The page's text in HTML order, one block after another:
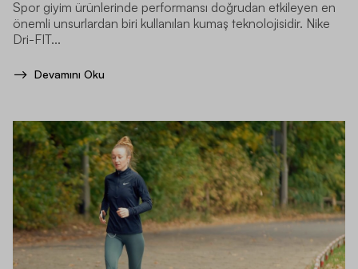
Spor giyim ürünlerinde performansı doğrudan etkileyen en
önemli unsurlardan biri kullanılan kumaş teknolojisidir. Nike
Dri-FIT...
Devamını Oku